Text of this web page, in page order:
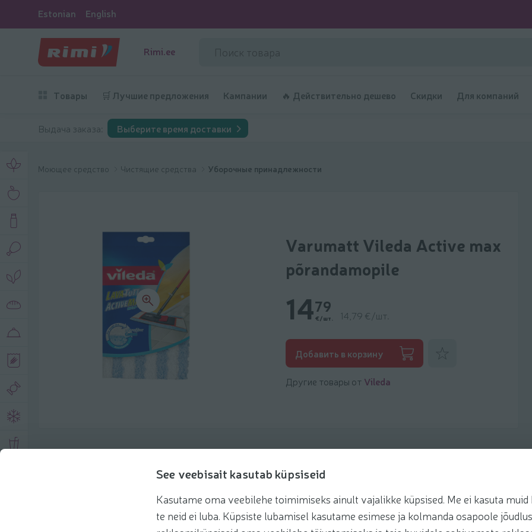
See veebisait kasutab küpsiseid
Kasutame oma veebilehe toimimiseks ainult vajalikke küpsised. Me ei kasuta muid
te neid ei luba. Küpsiste lubamisel kasutame esimese ja kolmanda osapoole
Estonian English
Rimi.ee
Товары 🛒 Лучшие предложения Кампании 🔥 Действительно дешево Скидки Для компаний
Выдача заказа: Выберите время доставки
Моющее средство Чистящие средства Уборочные принадлежности
Varumatt Vileda Active max
põrandamopile
1479
€/шт. 14,79 €/шт.
Добавить в корзину
Другие товары от Vileda
Рекомендации